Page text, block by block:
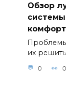
Обзор
их
0 0